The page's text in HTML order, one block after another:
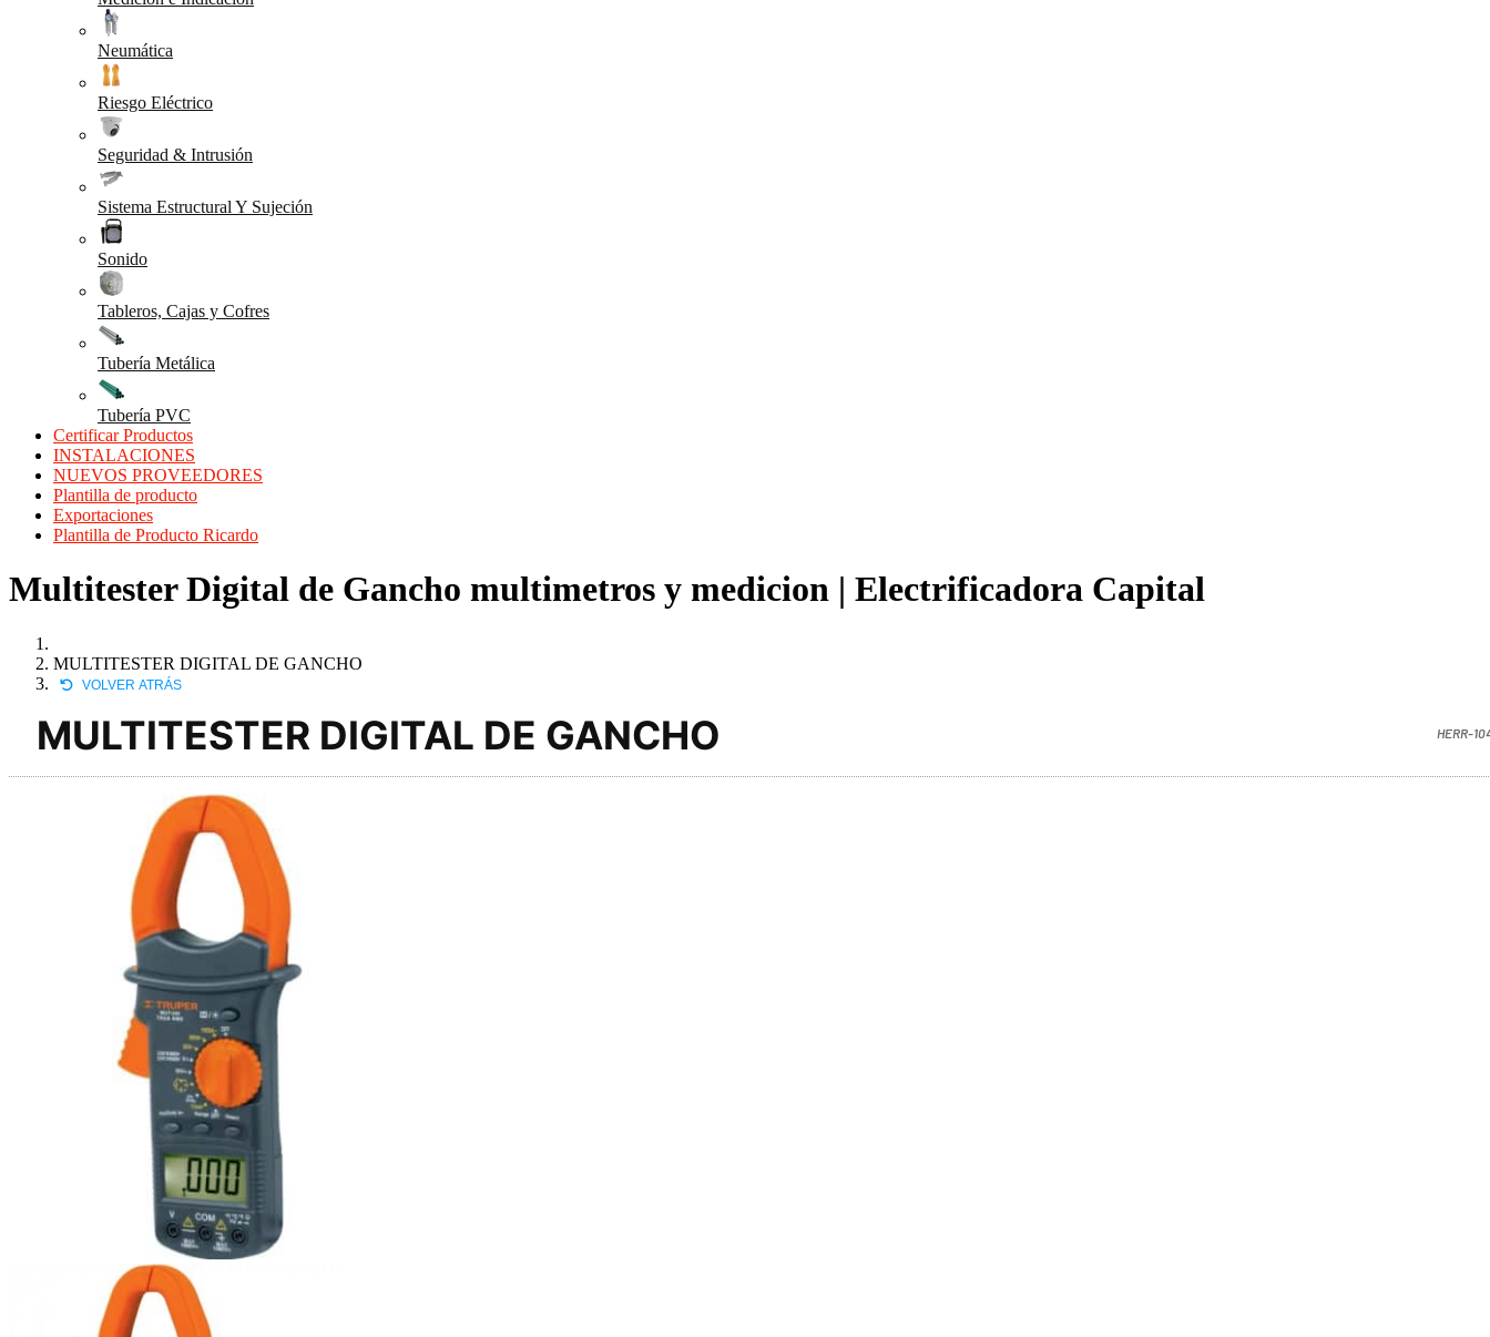
Neumática
Riesgo Eléctrico
Seguridad & Intrusión
Sistema Estructural Y Sujeción
Sonido
Tableros, Cajas y Cofres
Tubería Metálica
Tubería PVC
Certificar Productos
INSTALACIONES
NUEVOS PROVEEDORES
Plantilla de producto
Exportaciones
Plantilla de Producto Ricardo
Multitester Digital de Gancho multimetros y medicion | Electrificadora Capital
MULTITESTER DIGITAL DE GANCHO
VOLVER ATRÁS
MULTITESTER DIGITAL DE GANCHO HERR-